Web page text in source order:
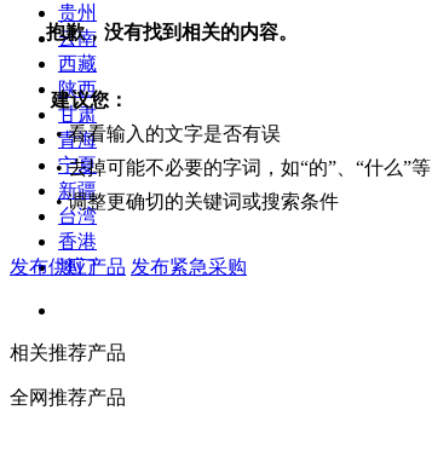
贵州
云南
西藏
陕西
甘肃
青海
宁夏
新疆
台湾
香港
澳门
抱歉，没有找到相关的内容。
建议您：
• 看看输入的文字是否有误
• 去掉可能不必要的字词，如“的”、“什么”等
• 调整更确切的关键词或搜索条件
发布供应产品 发布紧急采购
相关推荐产品
全网推荐产品